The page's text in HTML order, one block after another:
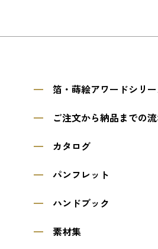
箔・蒔絵アワードシリ
ご注文から納品までの
カタログ
パンフレット
ハンドブック
素材集